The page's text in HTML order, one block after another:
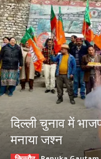
दिल्ली चुनाव में
मनाया जश्न